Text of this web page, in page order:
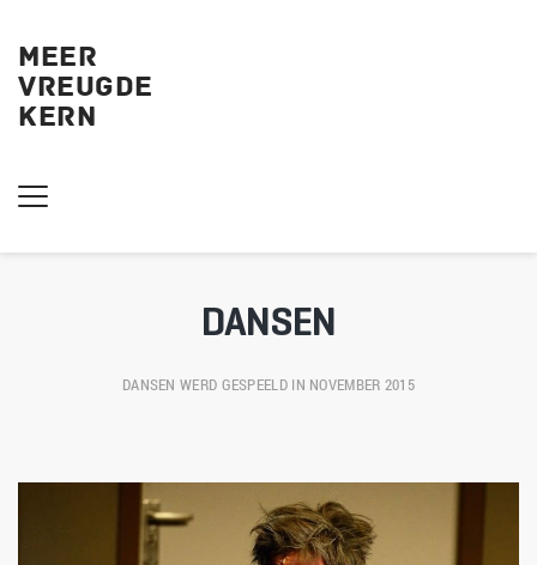
MEER
VREUGDE
KERN
DANSEN
DANSEN WERD GESPEELD IN NOVEMBER 2015